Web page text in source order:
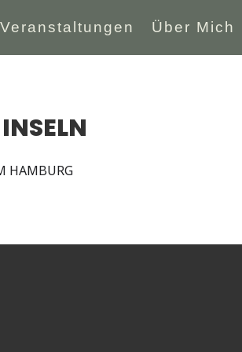
Veranstaltungen Über Mich
HAMBURG